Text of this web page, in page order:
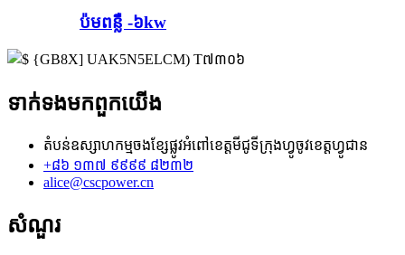
ប៉មពន្លឺ -៦kw
ទាក់ទង​មក​ពួក​យើង
តំបន់ឧស្សាហកម្មចងខ្សែផ្លូវអំពៅខេត្តមីជូទីក្រុងហ្វូចូវខេត្តហ្វូជាន
+៨៦ ១៣៧ ៩៩៩៩ ៨២៣២
alice@cscpower.cn
សំណួរ